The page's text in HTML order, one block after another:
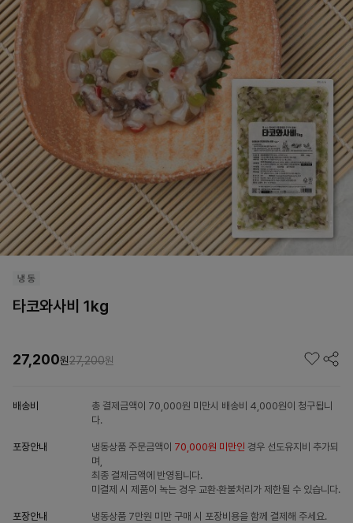
타코와사비 1kg
27,200원27,200원
배송비
총 결제금액이 70,000원 미만시 배송비 4,000원이 청구됩니
다.
포장안내 냉동상품 주문금액이 70,000원 미만인 경우 선도유지비 추가되
며,
최종 결제금액에 반영됩니다.
미결제 시 제품이 녹는 경우 교환·환불처리가 제한될 수 있습니다.
포장안내
냉동상품 7만원 미만 구매 시 포장비용을 함께 결제해 주세요.